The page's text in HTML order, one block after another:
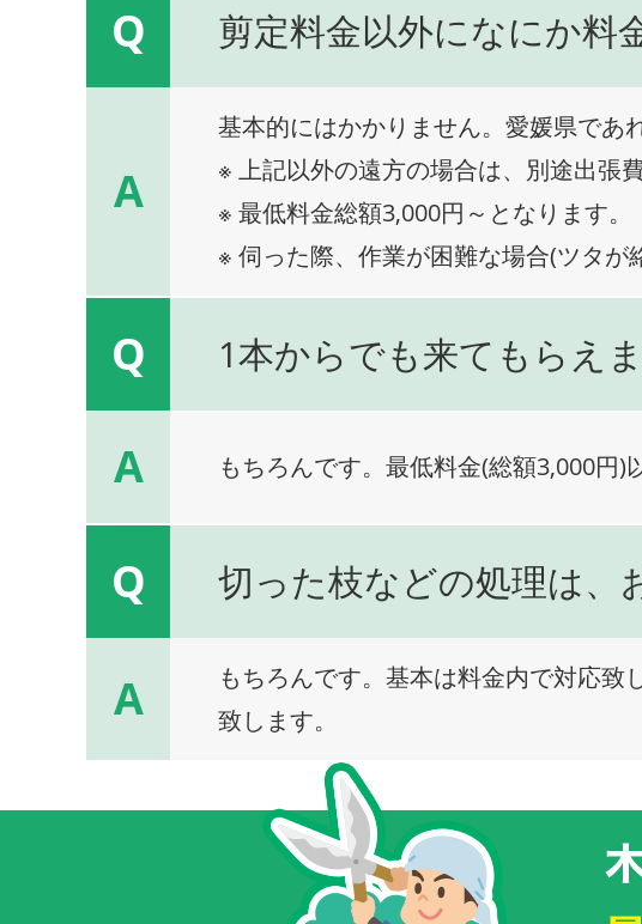
Q 剪定料金以外になにか料
A
基本的にはかかりません。愛媛県であ
※ 上記以外の遠方の場合は、別途出張
※ 最低料金総額3,000円～となります。
※ 伺った際、作業が困難な場合(ツタが
Q 1本からでも来てもらえ
A もちろんです。最低料金(総額3,000円)
Q 切った枝などの処理は、
A
もちろんです。基本は料金内で対応
致します。